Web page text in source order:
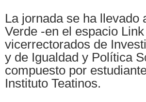
La jornada se ha llevado
Verde -en el espacio
vicerrectorados de
y de Igualdad y Política
compuesto por
Instituto Teatinos.